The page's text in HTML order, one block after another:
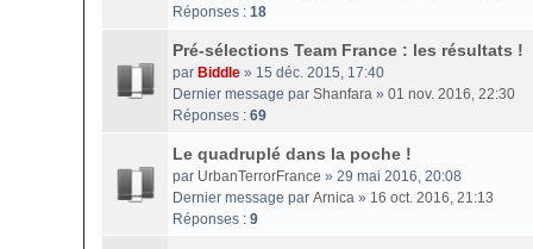
Réponses : 18
Pré-sélections Team France : les résultats !
par Biddle » 15 déc. 2015, 17:40
Dernier message par Shanfara » 01 nov. 2016, 22:30
Réponses : 69
Le quadruplé dans la poche !
par UrbanTerrorFrance » 29 mai 2016, 20:08
Dernier message par Arnica » 16 oct. 2016, 21:13
Réponses : 9